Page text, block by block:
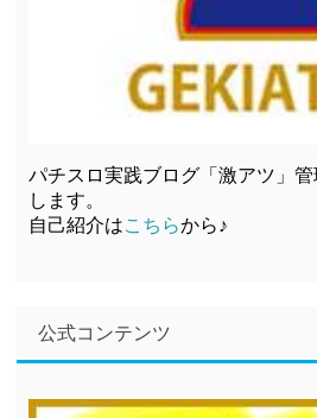
パチスロ実践ブログ「激アツ」
します。
自己紹介はこちらから♪
公式コンテンツ